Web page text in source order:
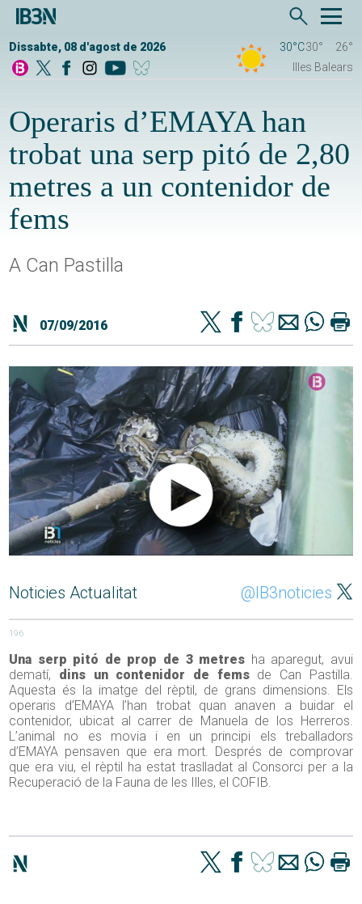
Dissabte, 08 d'agost de 2026 30°C30°
26°
Illes Balears
Operaris d’EMAYA han
trobat una serp pitó de 2,80
metres a un contenidor de
fems
A Can Pastilla
07/09/2016
Noticies Actualitat @IB3noticies
196
Una serp pitó de prop de 3 metres ha aparegut, avui
dematí, dins un contenidor de femsde Can Pastilla.
Aquesta és la imatge del rèptil, de grans dimensions. Els
operaris d’EMAYA l’han trobat quan anaven a buidar el
contenidor, ubicat al carrer de Manuela de los Herreros.
L’animal no es movia i en un principi els treballadors
d’EMAYA pensaven que era mort. Després de comprovar
que era viu, el rèptil ha estat traslladat al Consorci per a la
Recuperació de la Fauna de les Illes, el COFIB.